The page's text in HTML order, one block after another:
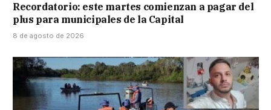
Recordatorio: este martes comienzan a pagar del
plus para municipales de la Capital
8 de agosto de 2026